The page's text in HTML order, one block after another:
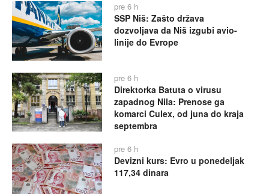
pre 6 h
SSP Niš: Zašto država
dozvoljava da Niš izgubi avio-
linije do Evrope
pre 6 h
Direktorka Batuta o virusu
zapadnog Nila: Prenose ga
komarci Culex, od juna do kraja
septembra
pre 6 h
Devizni kurs: Evro u ponedeljak
117,34 dinara